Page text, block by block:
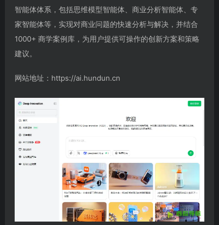
智能体体系，包括思维模型智能体、商业分析智能体、专
家智能体等，实现对商业问题的快速分析与解决，并结合
1000+ 商学案例库，为用户提供可操作的创新方案和策略
建议。
网站地址：https://ai.hundun.cn